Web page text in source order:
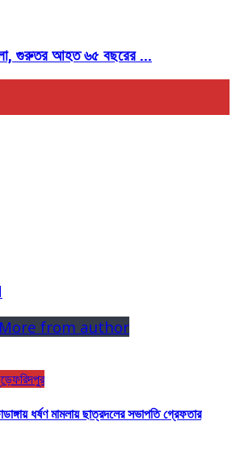
গুরুতর আহত ৬৫ বছরের ...
More from author
ফরিদপুর
ধর্ষণ মামলায় ছাত্রদলের সভাপতি গ্রেফতার